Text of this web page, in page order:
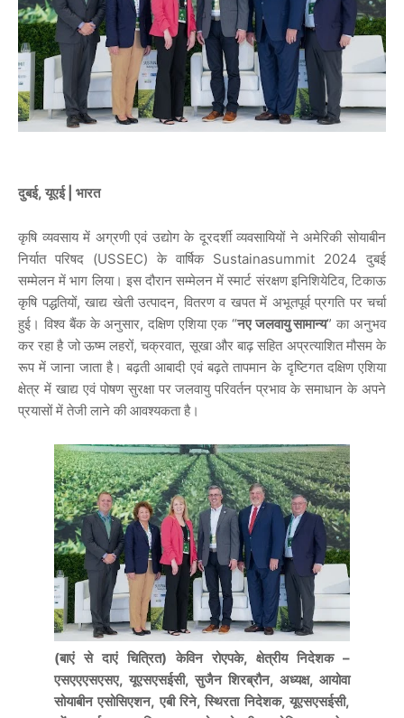
दुबई, यूएई| भारत
कृषि व्यवसाय में अग्रणी एवं उद्योग के दूरदर्शी व्यवसायियों ने अमेरिकी सोयाबीन
निर्यात परिषद (USSEC) के वार्षिक Sustainasummit 2024 दुबई
सम्मेलन में भाग लिया। इस दौरान सम्मेलन में स्मार्ट संरक्षण इनिशियेटिव, टिकाऊ
कृषि पद्धतियों, खाद्य खेती उत्पादन, वितरण व खपत में अभूतपूर्व प्रगति पर चर्चा
हुई। विश्व बैंक के अनुसार, दक्षिण एशिया एक “नए जलवायु सामान्य” का अनुभव
कर रहा है जो ऊष्म लहरों, चक्रवात, सूखा और बाढ़ सहित अप्रत्याशित मौसम के
रूप में जाना जाता है। बढ़ती आबादी एवं बढ़ते तापमान के दृष्टिगत दक्षिण एशिया
क्षेत्र में खाद्य एवं पोषण सुरक्षा पर जलवायु परिवर्तन प्रभाव के समाधान के अपने
प्रयासों में तेजी लाने की आवश्यकता है।
(बाएं से दाएं चित्रित) केविन रोएपके, क्षेत्रीय निदेशक –
एसएएएसएसए, यूएसएसईसी, सुजैन शिरब्रौन, अध्यक्ष, आयोवा
सोयाबीन एसोसिएशन, एबी रिने, स्थिरता निदेशक, यूएसएसईसी,